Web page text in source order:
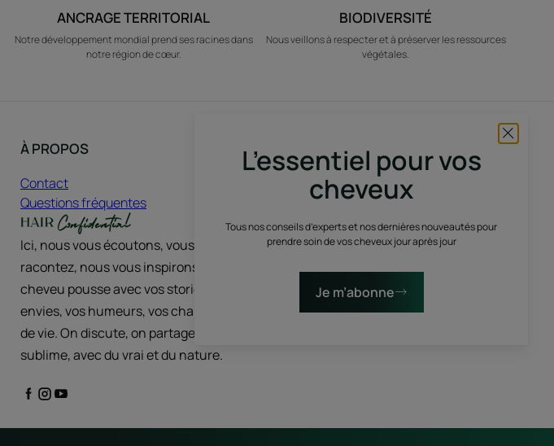
L’essentiel pour vos
cheveux
Tous nos conseils d’experts et nos dernières nouveautés pour
prendre soin de vos cheveux jour après jour
Je m’abonne
ANCRAGE TERRITORIAL
Notre développement mondial prend ses racines dans
notre région de cœur.
BIODIVERSITÉ
Nous veillons à respecter et à préserver les ressources
végétales.
Abonnez-vous à notre
newsletter
Recevez nos conseils avisés, nos nouveautés
tout pour prendre soin de vos cheveux !
S'inscrire à la newsletter
À PROPOS
Contact
Questions fréquentes
Ici, nous vous écoutons, vous nous
racontez, nous vous inspirons. Le
cheveu pousse avec vos stories, vos
envies, vos humeurs, vos changements
de vie. On discute, on partage, on
sublime, avec du vrai et du nature.